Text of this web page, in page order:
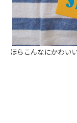
ほらこんなにかわい